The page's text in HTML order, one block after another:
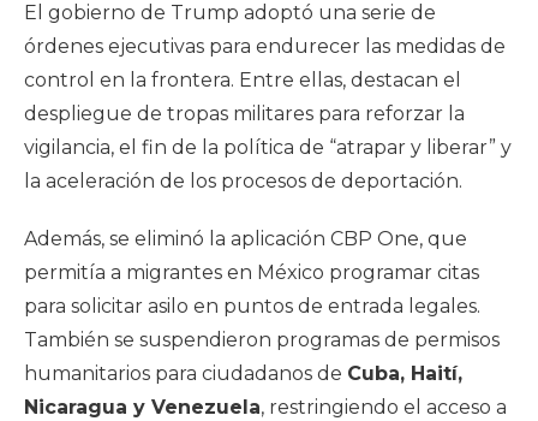
El gobierno de Trump adoptó una serie de
órdenes ejecutivas para endurecer las medidas de
control en la frontera. Entre ellas, destacan el
despliegue de tropas militares para reforzar la
vigilancia, el fin de la política de “atrapar y liberar” y
la aceleración de los procesos de deportación.
Además, se eliminó la aplicación CBP One, que
permitía a migrantes en México programar citas
para solicitar asilo en puntos de entrada legales.
También se suspendieron programas de permisos
humanitarios para ciudadanos de Cuba, Haití,
Nicaragua y Venezuela, restringiendo el acceso a